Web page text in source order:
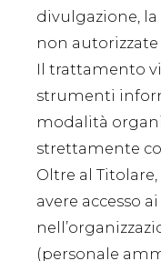
divulgazione,
non autorizzate
Il trattamento
strumenti
modalità
strettamente
Oltre al
avere accesso
(personale